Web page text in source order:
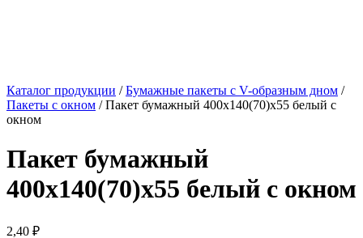
Каталог продукции /Бумажные пакеты с V-образным дном /
Пакеты с окном / Пакет бумажный 400х140(70)х55 белый с
окном
Пакет бумажный
400х140(70)х55 белый с окном
2,40 ₽